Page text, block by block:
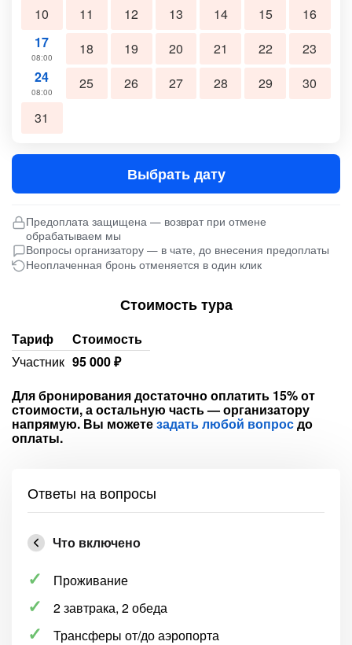
10
11 12 13 14 15
16
17
08:00 18 19 20 21 22
23
24
08:00 25 26 27 28 29
30
31
Выбрать дату
Предоплата защищена — возврат при отмене
обрабатываем мы
Вопросы организатору — в чате, до внесения предоплаты
Неоплаченная бронь отменяется в один клик
Стоимость тура
Тариф
Стоимость
Участник 95 000 ₽
Для бронирования достаточно оплатить 15% от
стоимости, а остальную часть — организатору
напрямую. Вы можетезадать любой вопросдо
оплаты.
Ответы на вопросы
Что включено
Проживание
2 завтрака, 2 обеда
Трансферы от/до аэропорта